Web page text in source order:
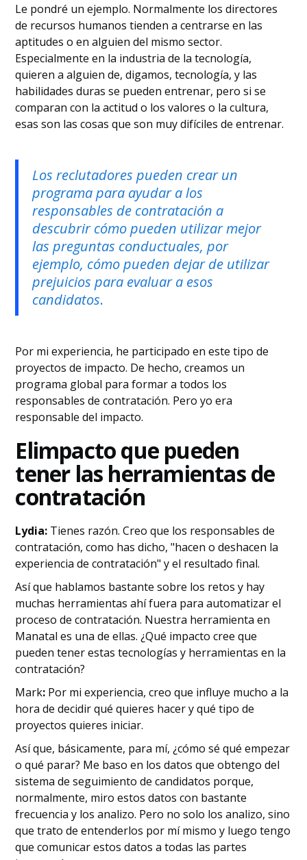
Le pondré un ejemplo. Normalmente los directores
de recursos humanos tienden a centrarse en las
aptitudes o en alguien del mismo sector.
Especialmente en la industria de la tecnología,
quieren a alguien de, digamos, tecnología, y las
habilidades duras se pueden entrenar, pero si se
comparan con la actitud o los valores o la cultura,
esas son las cosas que son muy difíciles de entrenar.
Los reclutadores pueden crear un
programa para ayudar a los
responsables de contratación a
descubrir cómo pueden utilizar mejor
las preguntas conductuales, por
ejemplo, cómo pueden dejar de utilizar
prejuicios para evaluar a esos
candidatos.
Por mi experiencia, he participado en este tipo de
proyectos de impacto. De hecho, creamos un
programa global para formar a todos los
responsables de contratación. Pero yo era
responsable del impacto.
‍Elimpacto que pueden
tener las herramientas de
contratación
Lydia: Tienes razón. Creo que los responsables de
contratación, como has dicho, "hacen o deshacen la
experiencia de contratación" y el resultado final.
Así que hablamos bastante sobre los retos y hay
muchas herramientas ahí fuera para automatizar el
proceso de contratación. Nuestra herramienta en
Manatal es una de ellas. ¿Qué impacto cree que
pueden tener estas tecnologías y herramientas en la
contratación?
‍Mark: Por mi experiencia, creo que influye mucho a la
hora de decidir qué quieres hacer y qué tipo de
proyectos quieres iniciar.
Así que, básicamente, para mí, ¿cómo sé qué empezar
o qué parar? Me baso en los datos que obtengo del
sistema de seguimiento de candidatos porque,
normalmente, miro estos datos con bastante
frecuencia y los analizo. Pero no solo los analizo, sino
que trato de entenderlos por mí mismo y luego tengo
que comunicar estos datos a todas las partes